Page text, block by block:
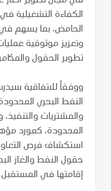
الكفاءة التشغيلية
الحامض، بما يسهم في
وتعزيز موثوقية
تطوير الحقول
ووفقاً للاتفاقية
النفط البحري
والمشتريات
المحدودة، كمورد
استكشاف فرص
حقول النفط والغاز
إقامتها في